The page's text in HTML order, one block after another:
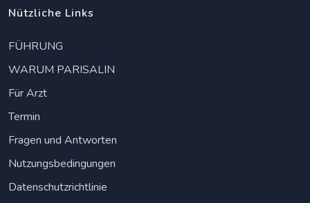
Nützliche Links
FÜHRUNG
WARUM PARISALIN
Für Arzt
Termin
Fragen und Antworten
Nutzungsbedingungen
Datenschutzrichtlinie